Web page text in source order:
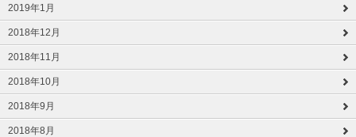
2019年1月
2018年12月
2018年11月
2018年10月
2018年9月
2018年8月